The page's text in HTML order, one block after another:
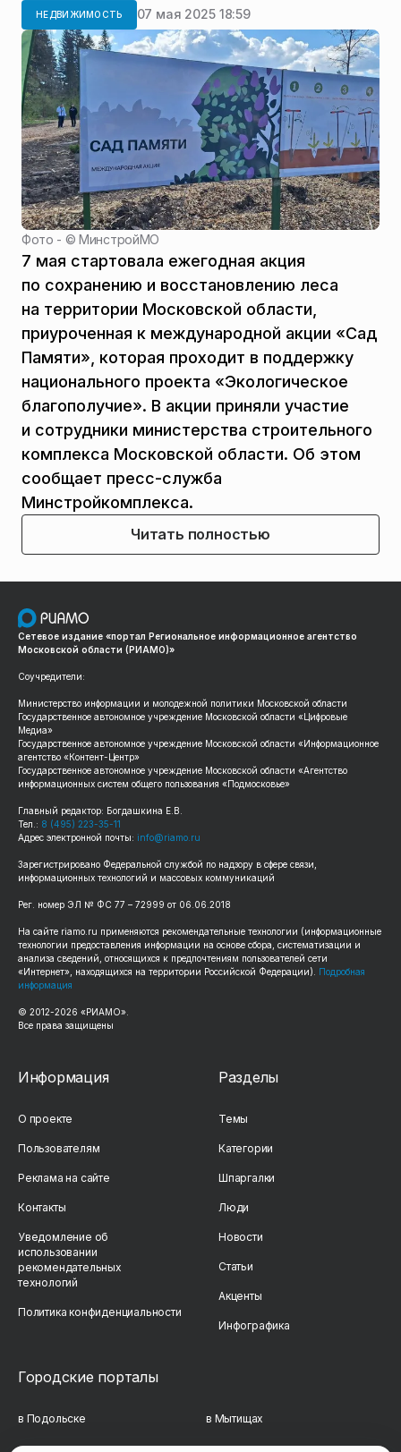
НЕДВИЖИМОСТЬ 07 мая 2025 18:59
Фото - ©МинстройМО
7 мая стартовала ежегодная акция
по сохранению и восстановлению леса
на территории Московской области,
приуроченная к международной акции «Сад
Памяти», которая проходит в поддержку
национального проекта «Экологическое
благополучие». В акции приняли участие
и сотрудники министерства строительного
комплекса Московской области. Об этом
сообщает пресс-служба
Минстройкомплекса.
Читать полностью
Сетевое издание «портал Региональное информационное агентство
Московской области (РИАМО)»
Соучредители:
Министерство информации и молодежной политики Московской области
Государственное автономное учреждение Московской области «Цифровые
Медиа»
Государственное автономное учреждение Московской области «Информационное
агентство «Контент-Центр»
Государственное автономное учреждение Московской области «Агентство
информационных систем общего пользования «Подмосковье»
Главный редактор: Богдашкина Е.В.
Тел.: 8 (495) 223-35-11
Адрес электронной почты: info@riamo.ru
Зарегистрировано Федеральной службой по надзору в сфере связи,
информационных технологий и массовых коммуникаций
Рег. номер ЭЛ № ФС 77 – 72999 от 06.06.2018
На сайте riamo.ru применяются рекомендательные технологии (информационные
технологии предоставления информации на основе сбора, систематизации и
анализа сведений, относящихся к предпочтениям пользователей сети
«Интернет», находящихся на территории Российской Федерации). Подробная
информация
© 2012-2026 «РИАМО».
Все права защищены
Информация
О проекте
Пользователям
Реклама на сайте
Контакты
Уведомление об
использовании
рекомендательных
технологий
Политика конфиденциальности
Разделы
Темы
Категории
Шпаргалки
Люди
Новости
Статьи
Акценты
Инфографика
Городские порталы
в Подольске в Мытищах